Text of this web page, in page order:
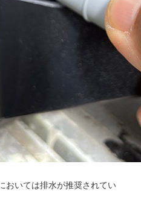
おいては排水が推奨されてい